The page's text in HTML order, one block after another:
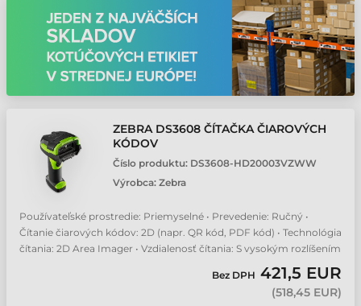
ZEBRA DS3608 ČÍTAČKA ČIAROVÝCH
KÓDOV
Číslo produktu: DS3608-HD20003VZWW
Výrobca: Zebra
Používateľské prostredie: Priemyselné • Prevedenie: Ručný •
Čítanie čiarových kódov: 2D (napr. QR kód, PDF kód) • Technológia
čítania: 2D Area Imager • Vzdialenosť čítania: S vysokým rozlíšením
Bez DPH 421,5 EUR
(518,45 EUR)